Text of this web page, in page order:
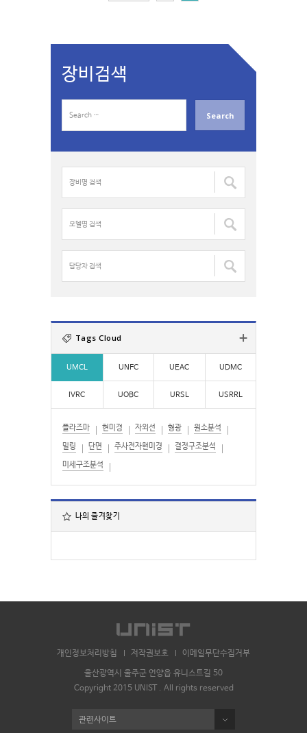
장비검색
a
명
색
:
델
명
:자
:
Tags Cloud
UMCL UNFC UEAC UDMC
IVRC UOBC URSL USRRL
플라즈마 현미경 자외선 형광 원소분석
밀링 단면 주사전자현미경 결정구조분석
미세구조분석
나의 즐겨찾기
개인정보처리방침 저작권보호 이메일무단수집거부
울산광역시 울주군 언양읍 유니스트길 50
Copyright 2015 UNIST . All rights reserved
관련사이트